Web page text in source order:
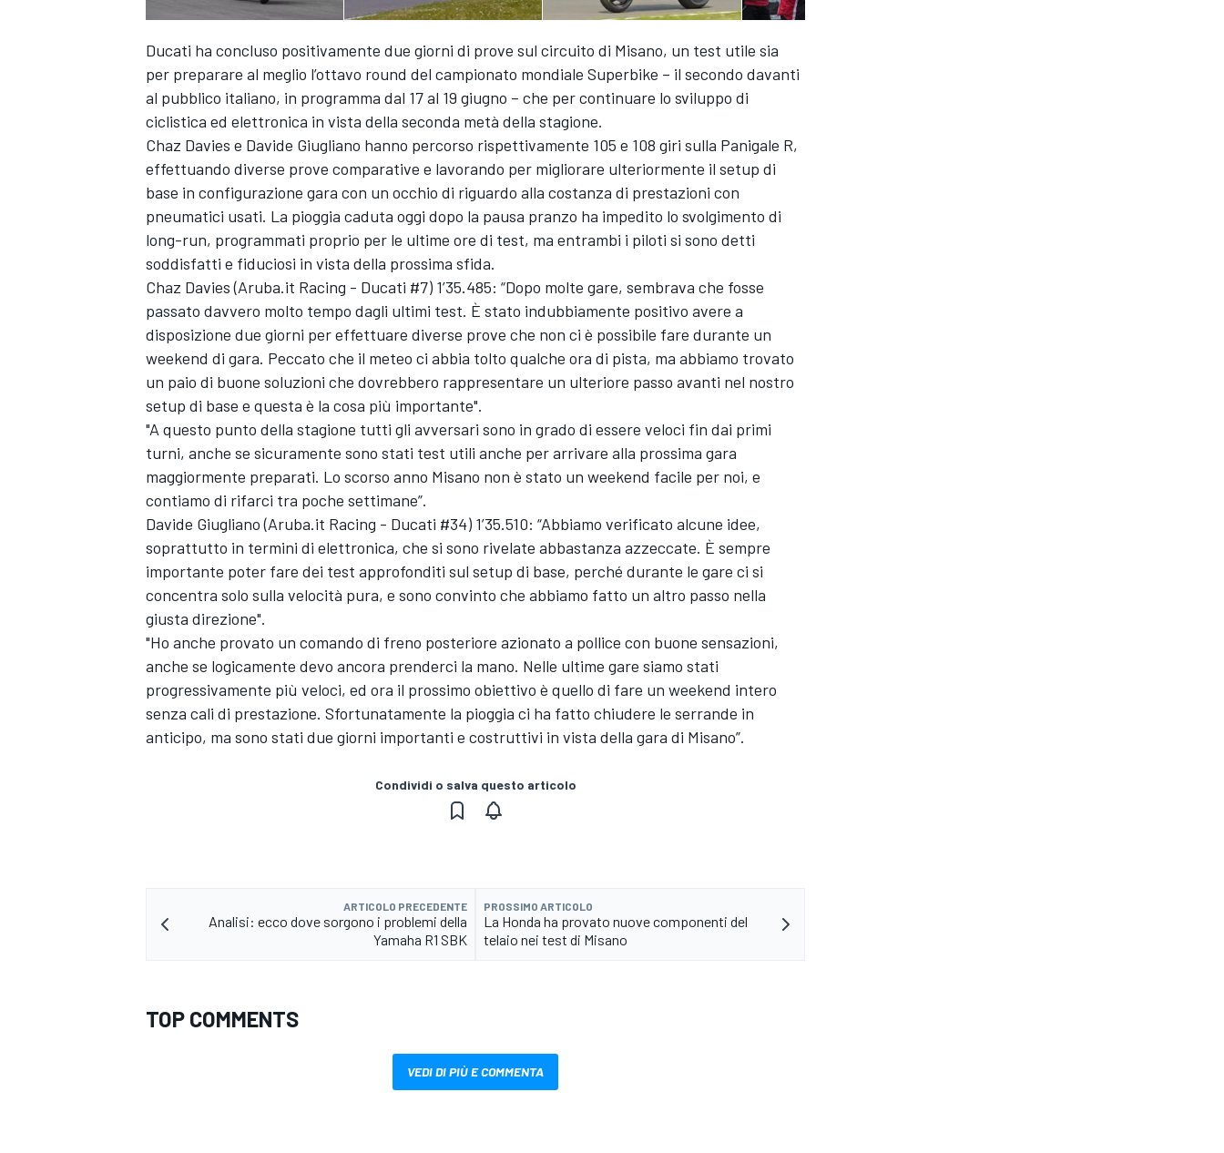
MONOPOSTO
Ducati ha concluso positivamente due giorni di prove sul circuito di Misano, un test utile sia
per preparare al meglio l’ottavo round del campionato mondiale Superbike – il secondo davanti
al pubblico italiano, in programma dal 17 al 19 giugno – che per continuare lo sviluppo di
ciclistica ed elettronica in vista della seconda metà della stagione.
Chaz Davies e Davide Giugliano hanno percorso rispettivamente 105 e 108 giri sulla Panigale R,
effettuando diverse prove comparative e lavorando per migliorare ulteriormente il setup di
base in configurazione gara con un occhio di riguardo alla costanza di prestazioni con
pneumatici usati. La pioggia caduta oggi dopo la pausa pranzo ha impedito lo svolgimento di
long-run, programmati proprio per le ultime ore di test, ma entrambi i piloti si sono detti
soddisfatti e fiduciosi in vista della prossima sfida.
Chaz Davies (Aruba.it Racing - Ducati #7) 1’35.485: “Dopo molte gare, sembrava che fosse
passato davvero molto tempo dagli ultimi test. È stato indubbiamente positivo avere a
disposizione due giorni per effettuare diverse prove che non ci è possibile fare durante un
weekend di gara. Peccato che il meteo ci abbia tolto qualche ora di pista, ma abbiamo trovato
un paio di buone soluzioni che dovrebbero rappresentare un ulteriore passo avanti nel nostro
setup di base e questa è la cosa più importante".
"A questo punto della stagione tutti gli avversari sono in grado di essere veloci fin dai primi
turni, anche se sicuramente sono stati test utili anche per arrivare alla prossima gara
maggiormente preparati. Lo scorso anno Misano non è stato un weekend facile per noi, e
contiamo di rifarci tra poche settimane”.
Davide Giugliano (Aruba.it Racing - Ducati #34) 1’35.510: “Abbiamo verificato alcune idee,
soprattutto in termini di elettronica, che si sono rivelate abbastanza azzeccate. È sempre
importante poter fare dei test approfonditi sul setup di base, perché durante le gare ci si
concentra solo sulla velocità pura, e sono convinto che abbiamo fatto un altro passo nella
giusta direzione".
"Ho anche provato un comando di freno posteriore azionato a pollice con buone sensazioni,
anche se logicamente devo ancora prenderci la mano. Nelle ultime gare siamo stati
progressivamente più veloci, ed ora il prossimo obiettivo è quello di fare un weekend intero
senza cali di prestazione. Sfortunatamente la pioggia ci ha fatto chiudere le serrande in
anticipo, ma sono stati due giorni importanti e costruttivi in vista della gara di Misano”.
Condividi o salva questo articolo
ARTICOLO PRECEDENTE
Analisi: ecco dove sorgono i problemi della
Yamaha R1 SBK
PROSSIMO ARTICOLO
La Honda ha provato nuove componenti del
telaio nei test di Misano
TOP COMMENTS
VEDI DI PIÙ E COMMENTA